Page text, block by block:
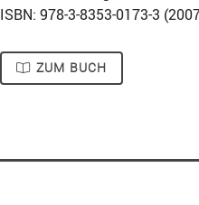
ISBN: 978-3-8353-0173-3 (
ZUM BUCH